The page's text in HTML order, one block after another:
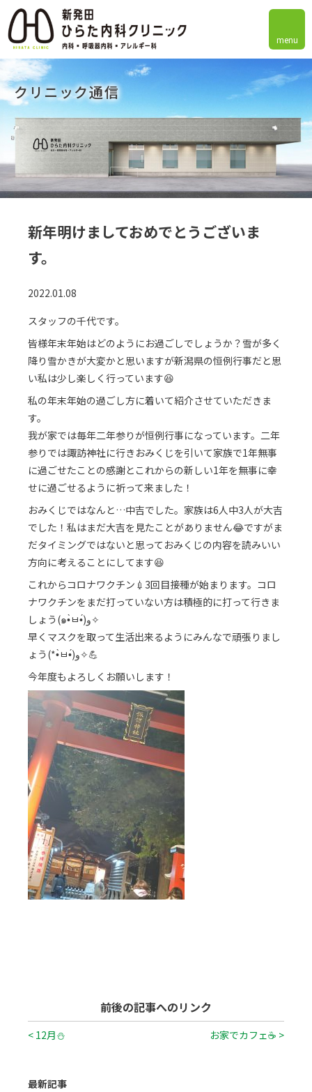
クリニック通信
新年明けましておめでとうございま
す。
2022.01.08
スタッフの千代です。
皆様年末年始はどのようにお過ごしでしょうか？雪が多く
降り雪かきが大変かと思いますが新潟県の恒例行事だと思
い私は少し楽しく行っています😆
私の年末年始の過ごし方に着いて紹介させていただきま
す。
我が家では毎年二年参りが恒例行事になっています。二年
参りでは諏訪神社に行きおみくじを引いて家族で1年無事
に過ごせたことの感謝とこれからの新しい1年を無事に幸
せに過ごせるように祈って来ました！
おみくじではなんと…中吉でした。家族は6人中3人が大吉
でした！私はまだ大吉を見たことがありません😂ですがま
だタイミングではないと思っておみくじの内容を読みいい
方向に考えることにしてます😆
これからコロナワクチン💉3回目接種が始まります。コロ
ナワクチンをまだ打っていない方は積極的に打って行きま
しょう(๑•̀ㅂ•́)و✧
早くマスクを取って生活出来るようにみんなで頑張りまし
ょう(*•̀ㅂ•́)و✧💪
今年度もよろしくお願いします！
前後の記事へのリンク
< 12月⛄ お家でカフェ☕ >
最新記事
menu